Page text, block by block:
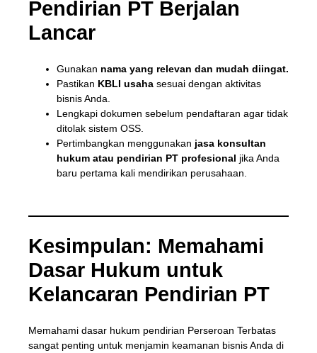
Pendirian PT Berjalan
Lancar
Gunakan nama yang relevan dan mudah diingat.
Pastikan KBLI usahasesuai dengan aktivitas
bisnis Anda.
Lengkapi dokumen sebelum pendaftaran agar tidak
ditolak sistem OSS.
Pertimbangkan menggunakan jasa konsultan
hukum atau pendirian PT profesional jika Anda
baru pertama kali mendirikan perusahaan.
Kesimpulan: Memahami
Dasar Hukum untuk
Kelancaran Pendirian PT
Memahami dasar hukum pendirian Perseroan Terbatas
sangat penting untuk menjamin keamanan bisnis Anda di